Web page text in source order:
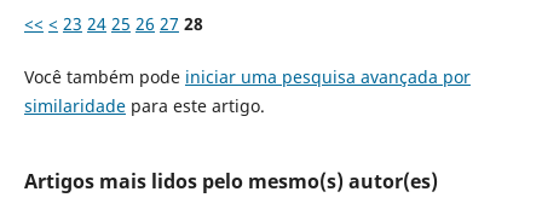
<< < 23 24 25 26 27 28
Você também pode iniciar uma pesquisa avançada por
similaridadepara este artigo.
Artigos mais lidos pelo mesmo(s) autor(es)